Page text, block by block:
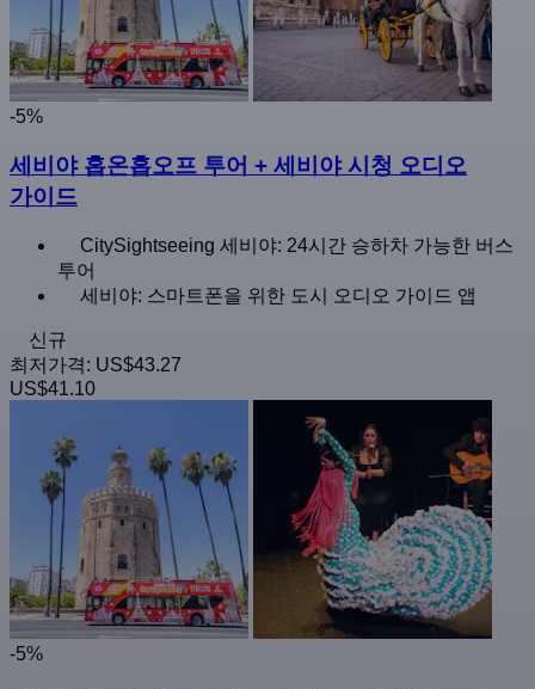
-5%
세비야 홉온홉오프 투어 + 세비야 시청 오디오
가이드
CitySightseeing 세비야: 24시간 승하차 가능한 버스
투어
세비야: 스마트폰을 위한 도시 오디오 가이드 앱
신규
최저가격: US$43.27
US$41.10
-5%